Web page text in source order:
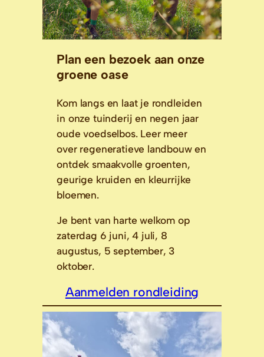
Plan een bezoek aan onze
groene oase
Kom langs en laat je rondleiden
in onze tuinderij en negen jaar
oude voedselbos. Leer meer
over regeneratieve landbouw en
ontdek smaakvolle groenten,
geurige kruiden en kleurrijke
bloemen.
Je bent van harte welkom op
zaterdag 6 juni, 4 juli, 8
augustus, 5 september, 3
oktober.
Aanmelden rondleiding